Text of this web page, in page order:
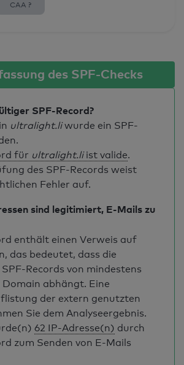
CAA ?
des SPF-Checks
SPF-Record?
ultralight.liwurde ein SPF-
für ultralight.liist valide.
des SPF-Records weist
Fehler auf.
sind legitimiert, E-Mails zu
enthält einen Verweis auf
das bedeutet, dass die
Records von mindestens
abhängt. Eine
der extern genutzten
Sie dem Analyseergebnis.
62 IP-Adresse(n) durch
zum Senden von E-Mails